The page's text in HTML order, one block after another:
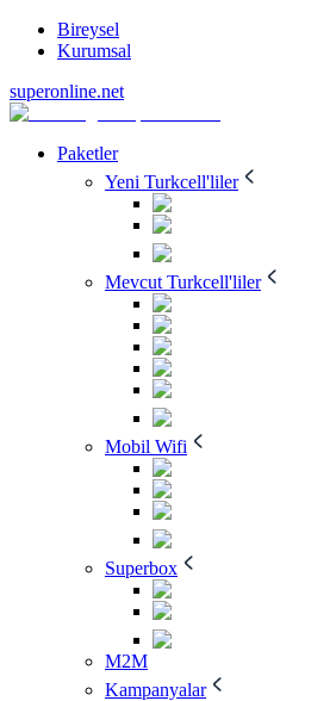
Bireysel
Kurumsal
superonline.net
Paketler
Yeni Turkcell'liler
Mevcut Turkcell'liler
Mobil Wifi
Superbox
M2M
Kampanyalar